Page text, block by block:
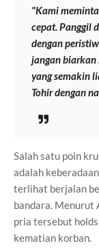
"Kami
cepat. Panggil
dengan
jangan biarkan
yang semakin
Tohir dengan
Salah satu poin
adalah
terlihat berjalan
bandara. Menurut
pria tersebut
kematian korban.